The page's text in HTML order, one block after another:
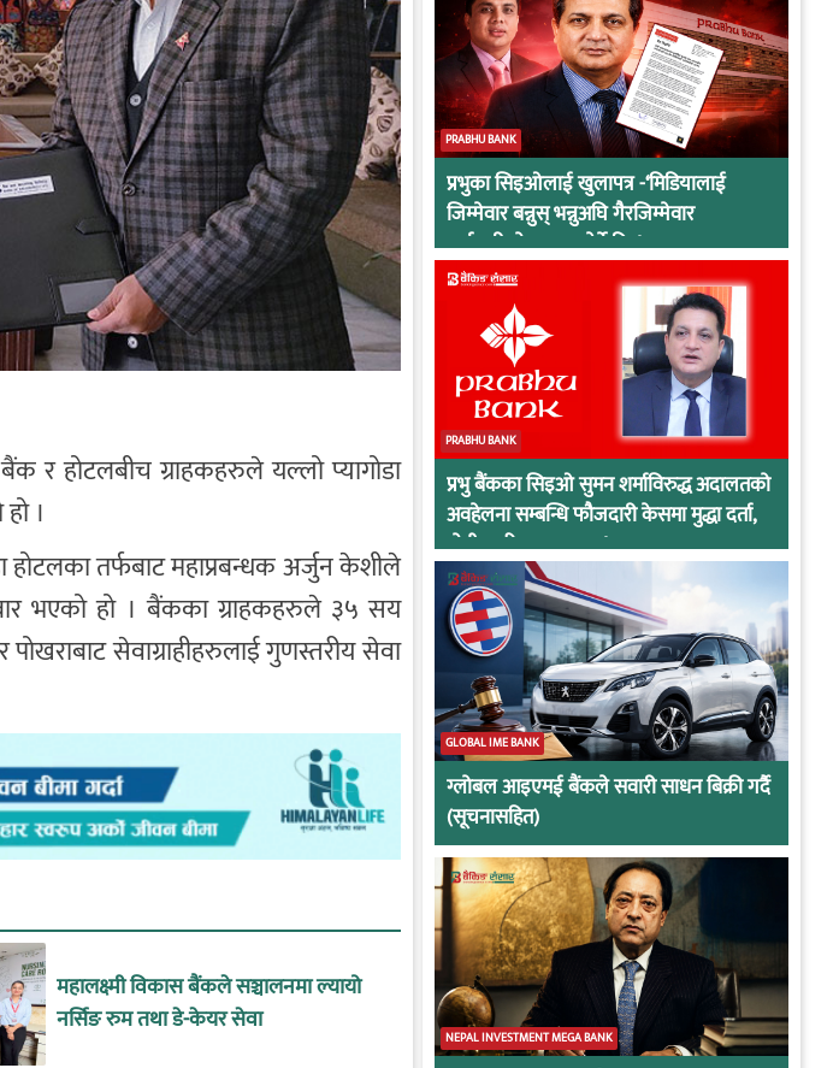
र होटलबीच ग्राहकहरुले यल्लो प्यागोडा
।
होटलका तर्फबाट महाप्रबन्धक अर्जुन केशीले
भएको हो । बैंकका ग्राहकहरुले ३५ सय
सेवाग्राहीहरुलाई गुणस्तरीय सेवा
महालक्ष्मी विकास बैंकले सञ्चालनमा ल्यायो
नर्सिङ रुम तथा डे-केयर सेवा
PRABHU BANK
प्रभुका सिइओलाई खुलापत्र -‘मिडियालाई
जिम्मेवार बन्नुस् भन्नुअघि गैरजिम्मेवार
कर्मचारीको व्यवहार हेर्ने कि !
PRABHU BANK
प्रभु बैंकका सिइओ सुमन शर्माविरुद्ध अदालतको
अवहेलना सम्बन्धि फौजदारी केसमा मुद्धा दर्ता,
दोषी ठहरिए जान्छ पद !
GLOBAL IME BANK
ग्लोबल आइएमई बैंकले सवारी साधन बिक्री गर्दै
(सूचनासहित)
NEPAL INVESTMENT MEGA BANK